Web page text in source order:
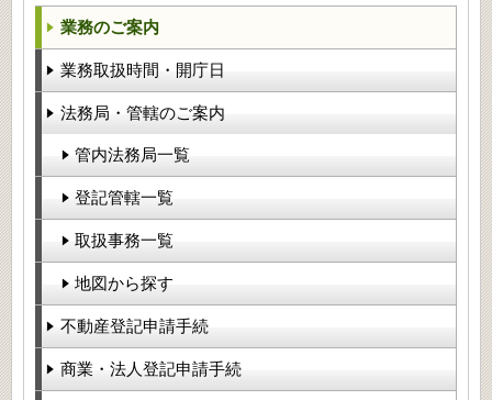
業務のご案内
業務取扱時間・開庁日
法務局・管轄のご案内
管内法務局一覧
登記管轄一覧
取扱事務一覧
地図から探す
不動産登記申請手続
商業・法人登記申請手続